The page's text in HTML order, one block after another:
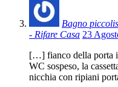
Bagno
- Rifare Casa 23
[…] fianco della porta
WC sospeso, la
nicchia con ripiani